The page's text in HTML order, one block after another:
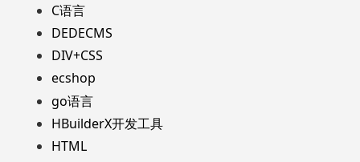
C语言
DEDECMS
DIV+CSS
ecshop
go语言
HBuilderX开发工具
HTML